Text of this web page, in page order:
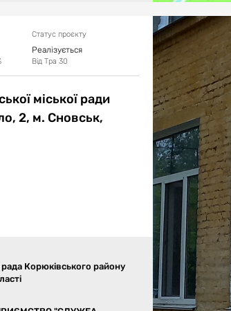
Статус проєкту
Реалізується
Від Тра 30
міської ради
2, м. Сновськ,
рада Корюківського району